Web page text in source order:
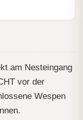
am Nesteingang
vor der
Wespen